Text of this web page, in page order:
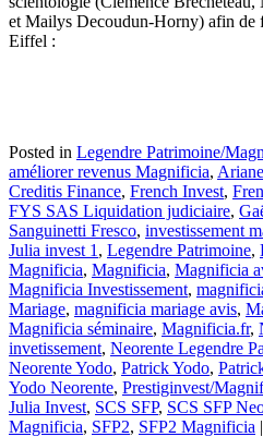
et Mailys Decoudun-Horny) afin de
Eiffel :
Posted in Legendre Patrimoine/
améliorer revenus Magnificia,
Creditis Finance, French Invest,
FYS SAS Liquidation judiciaire,
Sanguinetti Fresco, investissement
Julia invest 1 , Legendre Patrimoine,
Magnificia, Magnificia, Magnificia
Magnificia Investissement,
Mariage, magnificia mariage avis,
Magnificia séminaire, Magnificia.fr,
invetissement, Neorente Legendre
Neorente Yodo, Patrick Yodo,
Yodo Neorente, Prestiginvest/
Julia Invest, SCS SFP, SCS SFP
Magnificia, SFP2, SFP2 Magnificia |